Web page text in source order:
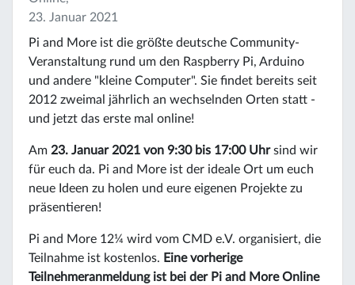
23. Januar 2021
Pi and More ist die größte deutsche Community-
Veranstaltung rund um den Raspberry Pi, Arduino
und andere "kleine Computer". Sie findet bereits seit
2012 zweimal jährlich an wechselnden Orten statt -
und jetzt das erste mal online!
Am 23. Januar 2021 von 9:30 bis 17:00 Uhrsind wir
für euch da. Pi and More ist der ideale Ort um euch
neue Ideen zu holen und eure eigenen Projekte zu
präsentieren!
Pi and More 12¼ wird vom CMD e.V. organisiert, die
Teilnahme ist kostenlos. Eine vorherige
Teilnehmeranmeldung ist bei der Pi and More Online